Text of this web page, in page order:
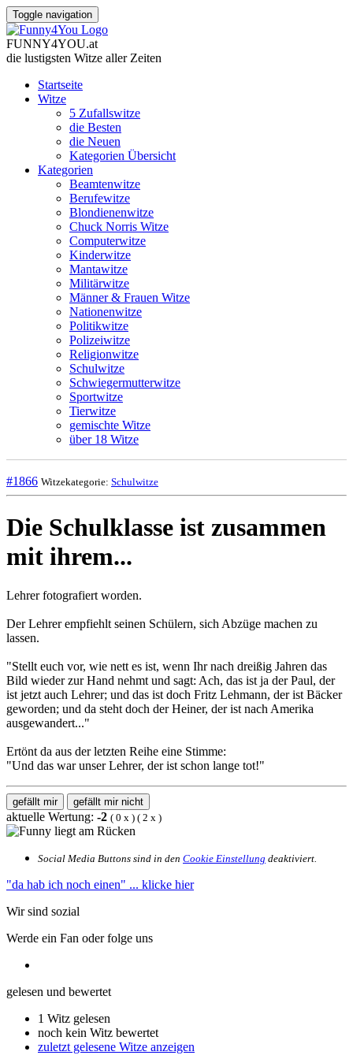
Toggle navigation
FUNNY4YOU.at
die lustigsten Witze aller Zeiten
Startseite
Witze
5 Zufallswitze
die Besten
die Neuen
Kategorien Übersicht
Kategorien
Beamtenwitze
Berufewitze
Blondienenwitze
Chuck Norris Witze
Computerwitze
Kinderwitze
Mantawitze
Militärwitze
Männer & Frauen Witze
Nationenwitze
Politikwitze
Polizeiwitze
Religionwitze
Schulwitze
Schwiegermutterwitze
Sportwitze
Tierwitze
gemischte Witze
über 18 Witze
#1866 Witzekategorie: Schulwitze
Die Schulklasse ist zusammen
mit ihrem...
Lehrer fotografiert worden.
Der Lehrer empfiehlt seinen Schülern, sich Abzüge machen zu
lassen.
"Stellt euch vor, wie nett es ist, wenn Ihr nach dreißig Jahren das
Bild wieder zur Hand nehmt und sagt: Ach, das ist ja der Paul, der
ist jetzt auch Lehrer; und das ist doch Fritz Lehmann, der ist Bäcker
geworden; und da steht doch der Heiner, der ist nach Amerika
ausgewandert..."
Ertönt da aus der letzten Reihe eine Stimme:
"Und das war unser Lehrer, der ist schon lange tot!"
gefällt mir gefällt mir nicht
aktuelle Wertung: -2 ( 0 x ) ( 2 x )
Social Media Buttons sind in den Cookie Einstellung deaktiviert.
"da hab ich noch einen" ... klicke hier
Wir sind sozial
Werde ein Fan oder folge uns
gelesen und bewertet
1 Witz gelesen
noch kein Witz bewertet
zuletzt gelesene Witze anzeigen